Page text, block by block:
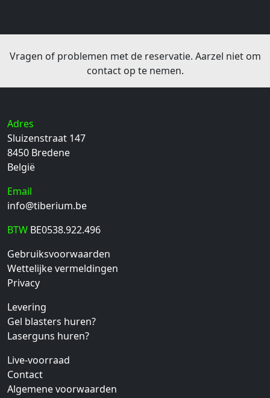
Vragen of problemen met de reservatie. Aarzel niet om
contact op te nemen.
Adres
Sluizenstraat 147
8450 Bredene
België
Email
info@tiberium.be
BTW BE0538.922.496
Gebruiksvoorwaarden
Wettelijke vermeldingen
Privacy
Levering
Gel blasters huren?
Laserguns huren?
Live-voorraad
Contact
Algemene voorwaarden